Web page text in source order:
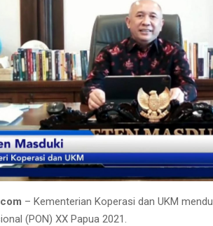
– Kementerian Koperasi dan UKM
(PON) XX Papua 2021.